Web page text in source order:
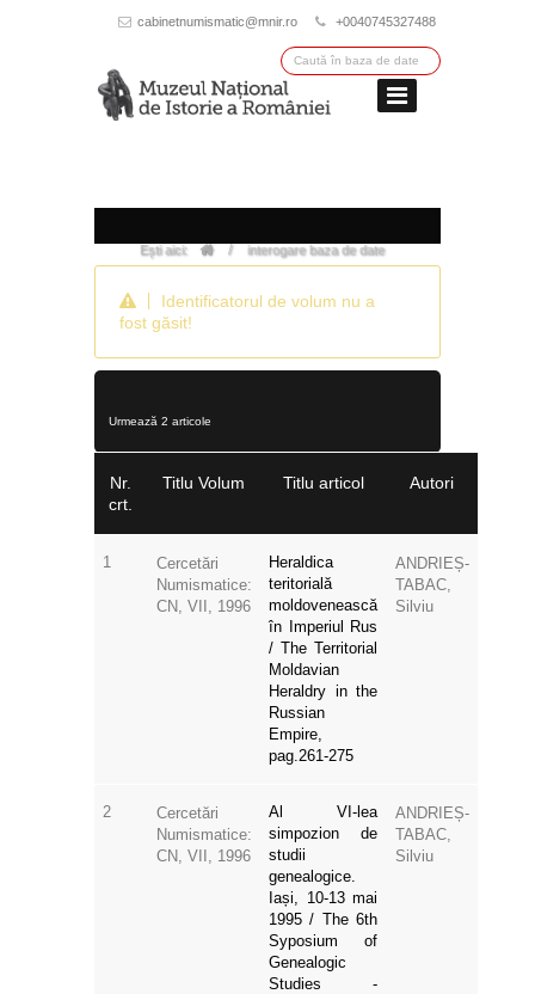
cabinetnumismatic@mnir.ro +0040745327488
Ești aici: / interogare baza de date
Identificatorul de volum nu a
fost găsit!
Urmează 2 articole
Nr.
crt.
Titlu Volum Titlu articol Autori
1
Cercetări
Numismatice:
CN, VII, 1996
Heraldica
teritorială
moldovenească
în Imperiul Rus
/ The Territorial
Moldavian
Heraldry in the
Russian
Empire,
pag.261-275
ANDRIEȘ-
TABAC,
Silviu
2
Cercetări
Numismatice:
CN, VII, 1996
Al VI-lea
simpozion de
studii
genealogice.
Iași, 10-13 mai
1995 / The 6th
Syposium of
Genealogic
Studies -
ANDRIEȘ-
TABAC,
Silviu